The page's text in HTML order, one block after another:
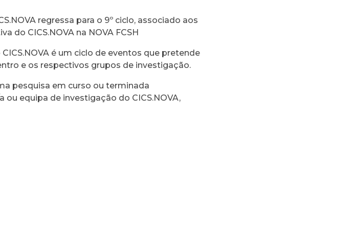
regressa para o 9º ciclo, associado aos
do CICS.NOVA na NOVA FCSH
é um ciclo de eventos que pretende
e os respectivos grupos de investigação.
pesquisa em curso ou terminada
equipa de investigação do CICS.NOVA,